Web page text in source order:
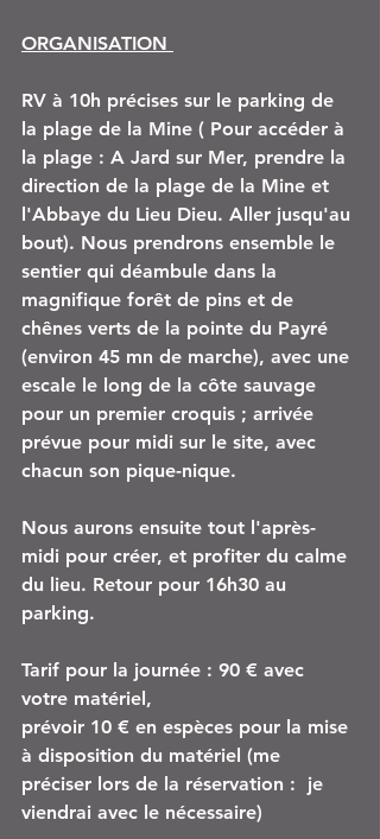
ORGANISATION
RV à 10h précises sur le parking de
la plage de la Mine ( Pour accéder à
la plage : A Jard sur Mer, prendre la
direction de la plage de la Mine et
l'Abbaye du Lieu Dieu. Aller jusqu'au
bout). Nous prendrons ensemble le
sentier qui déambule dans la
magnifique forêt de pins et de
chênes verts de la pointe du Payré
(environ 45 mn de marche), avec une
escale le long de la côte sauvage
pour un premier croquis ; arrivée
prévue pour midi sur le site, avec
chacun son pique-nique.
Nous aurons ensuite tout l'après-
midi pour créer, et profiter du calme
du lieu. Retour pour 16h30 au
parking.
Tarif pour la journée : 90 € avec
votre matériel,
prévoir 10 € en espèces pour la mise
à disposition du matériel (me
préciser lors de la réservation :  je
viendrai avec le nécessaire)